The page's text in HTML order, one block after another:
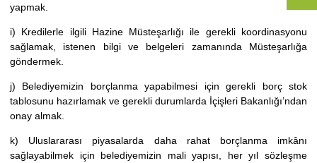
yapmak.
i) Kredilerle ilgili Hazine Müsteşarlığı ile gerekli koordinasyonu
sağlamak, istenen bilgi ve belgeleri zamanında Müsteşarlığa
göndermek.
j) Belediyemizin borçlanma yapabilmesi için gerekli borç stok
tablosunu hazırlamak ve gerekli durumlarda İçişleri Bakanlığı’ndan
onay almak.
k) Uluslararası piyasalarda daha rahat borçlanma imkânı
sağlayabilmek için belediyemizin mali yapısı, her yıl sözleşme